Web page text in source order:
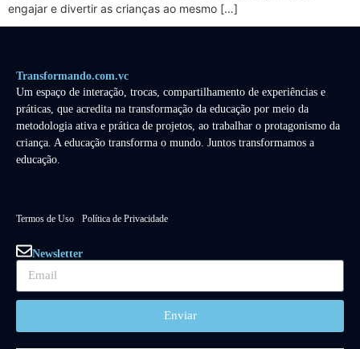
engajar e divertir as crianças ao mesmo […]
Transformando.com.vc
Um espaço de interação, trocas, compartilhamento de experiências e
práticas, que acredita na transformação da educação por meio da
metodologia ativa e prática de projetos, ao trabalhar o protagonismo da
criança. A educação transforma o mundo. Juntos transformamos a
educação.
Termos de Uso Política de Privacidade
Newsletter
Enviar